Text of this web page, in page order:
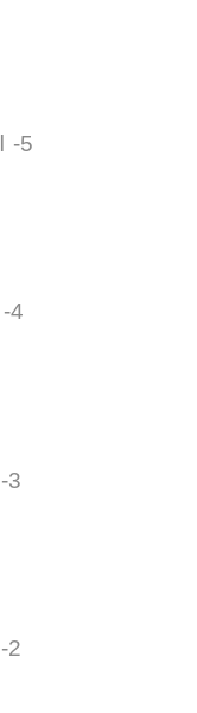
5- المحاضرة الخامسة
4- المحاضرة الرابعة
3- المحاضرة الثالثة
2- المحاضرة الثانية